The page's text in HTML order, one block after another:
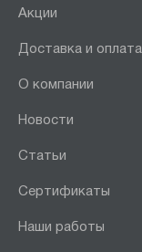
Акции
Доставка и оплата
О компании
Новости
Статьи
Сертификаты
Наши работы